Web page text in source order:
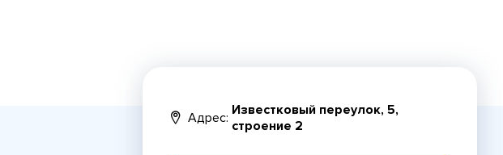
Адрес: Известковый переулок, 5,
строение 2